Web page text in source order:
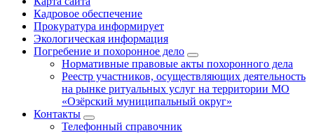
Кадровое обеспечение
Прокуратура информирует
Экологическая информация
Погребение и похоронное дело
Нормативные правовые акты похоронного дела
Реестр участников, осуществляющих деятельность
на рынке ритуальных услуг на территории МО
«Озёрский муниципальный округ»
Контакты
Телефонный справочник